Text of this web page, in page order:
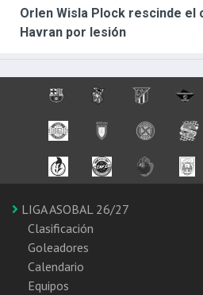
Orlen Wisla Plock rescinde
Havran por lesión
LIGA ASOBAL 26/27
Clasificación
Goleadores
Calendario
Equipos